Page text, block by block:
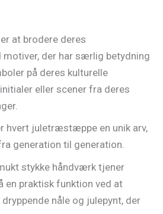
at brodere deres
der har særlig betydning
på deres kulturelle
eller scener fra deres
hvert juletræstæppe en unik arv,
generation til generation.
stykke håndværk tjener
praktisk funktion ved at
nåle og julepynt, der